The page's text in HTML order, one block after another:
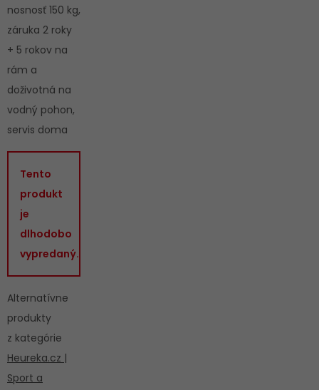
nosnosť 150 kg,
záruka 2 roky
+ 5 rokov na
rám a
doživotná na
vodný pohon,
servis doma
Tento
produkt
je
dlhodobo
vypredaný.
Alternatívne
produkty
z kategórie
Heureka.cz |
Sport a